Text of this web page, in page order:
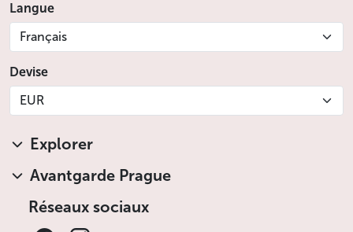
Langue
Français
Devise
EUR
Explorer
Avantgarde Prague
Réseaux sociaux